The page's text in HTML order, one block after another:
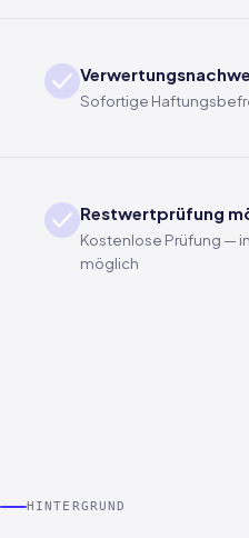
Sofortige
Restwertprüfung
Kostenlose Prüfung —
möglich
HINTERGRUND